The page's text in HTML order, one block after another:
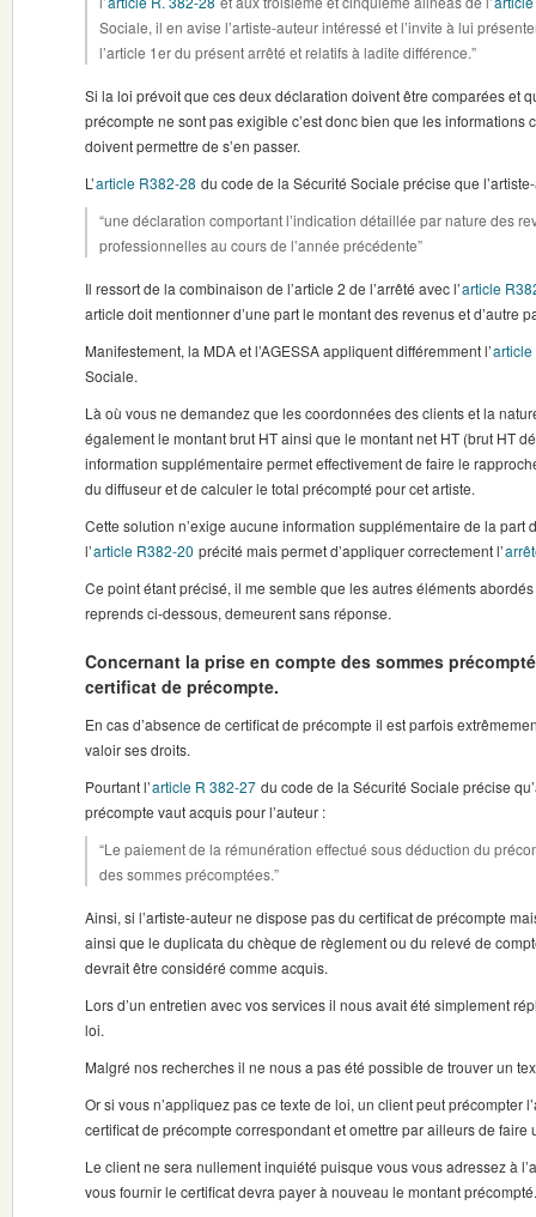
Sociale, il en avise l’artiste-auteur intéressé et l’invite à lui
l’article 1er du présent arrêté et relatifs à ladite différence.”
Si la loi prévoit que ces deux déclaration doivent être comparées et
précompte ne sont pas exigible c’est donc bien que les informations
doivent permettre de s’en passer.
L’article R382-28 du code de la Sécurité Sociale précise que
“une déclaration comportant l’indication détaillée par nature des
professionnelles au cours de l’année précédente”
Il ressort de la combinaison de l’article 2 de l’arrêté avec l’article
article doit mentionner d’une part le montant des revenus et d’autre
Manifestement, la MDA et l’AGESSA appliquent différemment l’
Sociale.
Là où vous ne demandez que les coordonnées des clients et la
également le montant brut HT ainsi que le montant net HT (brut HT
information supplémentaire permet effectivement de faire le
du diffuseur et de calculer le total précompté pour cet artiste.
Cette solution n’exige aucune information supplémentaire de la part
l’article R382-20 précité mais permet d’appliquer correctement l’
Ce point étant précisé, il me semble que les autres éléments
reprends ci-dessous, demeurent sans réponse.
Concernant la prise en compte des sommes
certificat de précompte.
En cas d’absence de certificat de précompte il est parfois
valoir ses droits.
Pourtant l’article R 382-27 du code de la Sécurité Sociale précise
précompte vaut acquis pour l’auteur :
“Le paiement de la rémunération effectué sous déduction du
des sommes précomptées.”
Ainsi, si l’artiste-auteur ne dispose pas du certificat de précompte
ainsi que le duplicata du chèque de règlement ou du relevé de
devrait être considéré comme acquis.
Lors d’un entretien avec vos services il nous avait été simplement
loi.
Malgré nos recherches il ne nous a pas été possible de trouver un
Or si vous n’appliquez pas ce texte de loi, un client peut précompter
certificat de précompte correspondant et omettre par ailleurs de faire
Le client ne sera nullement inquiété puisque vous vous adressez à
vous fournir le certificat devra payer à nouveau le montant précompté.